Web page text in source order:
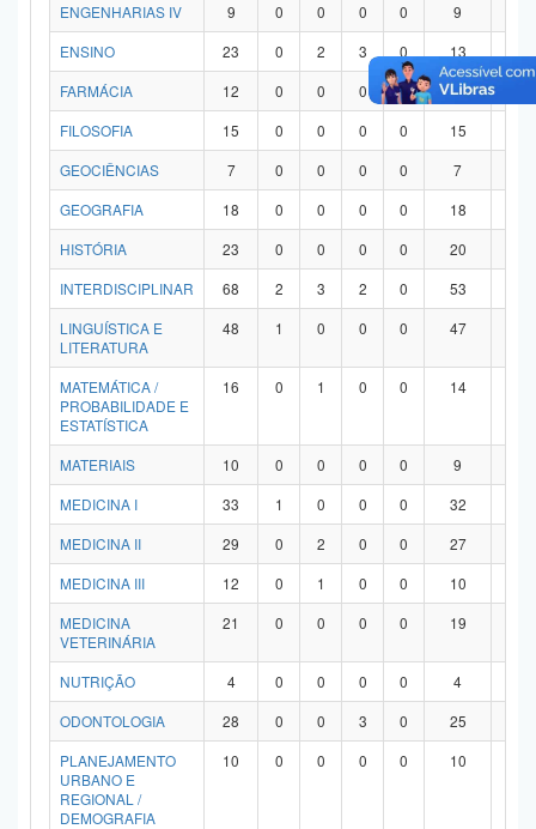
ENGENHARIAS IV
9 0 0 0 0 9
ENSINO
23 0 2 3 0 13
FARMÁCIA
12 0 0 0 0 12
FILOSOFIA
15 0 0 0 0 15
GEOCIÊNCIAS
7 0 0 0 0 7
GEOGRAFIA
18 0 0 0 0 18
HISTÓRIA
23 0 0 0 0 20
INTERDISCIPLINAR
68 2 3 2 0 53
LINGUÍSTICA E
LITERATURA
48 1 0 0 0 47
MATEMÁTICA /
PROBABILIDADE E
ESTATÍSTICA
16 0 1 0 0 14
MATERIAIS 10 0 0 0 0 9
MEDICINA I
33 1 0 0 0 32
MEDICINA II
29 0 2 0 0 27
MEDICINA III
12 0 1 0 0 10
MEDICINA
VETERINÁRIA
21 0 0 0 0 19
NUTRIÇÃO 4 0 0 0 0 4
ODONTOLOGIA
28 0 0 3 0 25
PLANEJAMENTO
URBANO E
REGIONAL /
DEMOGRAFIA
10 0 0 0 0 10